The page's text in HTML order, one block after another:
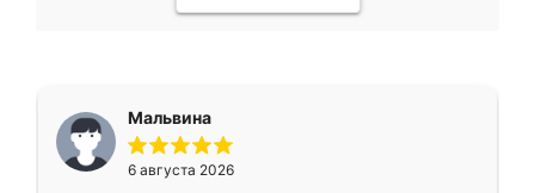
Мальвина
6 августа 2026